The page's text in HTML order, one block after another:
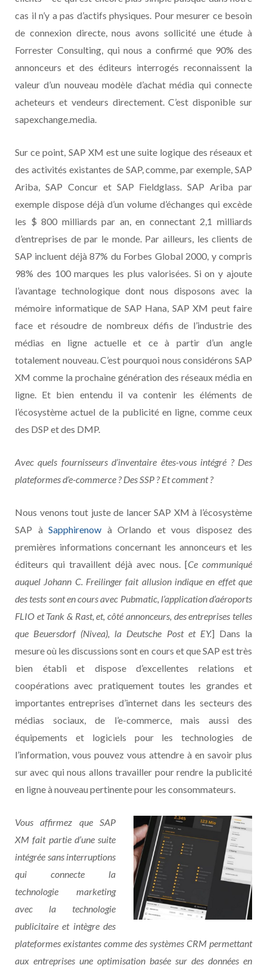
cas il n’y a pas d’actifs physiques. Pour mesurer ce besoin
de connexion directe, nous avons sollicité une étude à
Forrester Consulting, qui nous a confirmé que 90% des
annonceurs et des éditeurs interrogés reconnaissent la
valeur d’un nouveau modèle d’achat média qui connecte
acheteurs et vendeurs directement. C’est disponible sur
sapexchange.media.
Sur ce point, SAP XM est une suite logique des réseaux et
des activités existantes de SAP, comme, par exemple, SAP
Ariba, SAP Concur et SAP Fieldglass. SAP Ariba par
exemple dispose déjà d’un volume d’échanges qui excède
les $ 800 milliards par an, en connectant 2,1 milliards
d’entreprises de par le monde. Par ailleurs, les clients de
SAP incluent déjà 87% du Forbes Global 2000, y compris
98% des 100 marques les plus valorisées. Si on y ajoute
l’avantage technologique dont nous disposons avec la
mémoire informatique de SAP Hana, SAP XM peut faire
face et résoudre de nombreux défis de l’industrie des
médias en ligne actuelle et ce à partir d’un angle
totalement nouveau. C’est pourquoi nous considérons SAP
XM comme la prochaine génération des réseaux média en
ligne. Et bien entendu il va contenir les éléments de
l’écosystème actuel de la publicité en ligne, comme ceux
des DSP et des DMP.
Avec quels fournisseurs d’inventaire êtes-vous intégré ? Des
plateformes d’e-commerce ? Des SSP ? Et comment ?
Nous venons tout juste de lancer SAP XM à l’écosystème
SAP à Sapphirenow à Orlando et vous disposez des
premières informations concernant les annonceurs et les
éditeurs qui travaillent déjà avec nous. [Ce communiqué
auquel Johann C. Freilinger fait allusion indique en effet que
des tests sont en cours avec Pubmatic, l’application d’aéroports
FLIO et Tank & Rast, et, côté annonceurs, des entreprises telles
que Beuersdorf (Nivea), la Deutsche Post et EY.] Dans la
mesure où les discussions sont en cours et que SAP est très
bien établi et dispose d’excellentes relations et
coopérations avec pratiquement toutes les grandes et
importantes entreprises d’internet dans les secteurs des
médias sociaux, de l’e-commerce, mais aussi des
équipements et logiciels pour les technologies de
l’information, vous pouvez vous attendre à en savoir plus
sur avec qui nous allons travailler pour rendre la publicité
en ligne à nouveau pertinente pour les consommateurs.
Vous affirmez que SAP
XM fait partie d’une suite
intégrée sans interruptions
qui connecte la
technologie marketing
avec la technologie
publicitaire et intègre des
plateformes existantes comme des systèmes CRM permettant
aux entreprises une optimisation basée sur des données en